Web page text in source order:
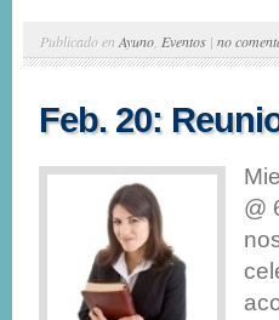
Publicado en Ayuno Eventos | no
Feb. 20:
@